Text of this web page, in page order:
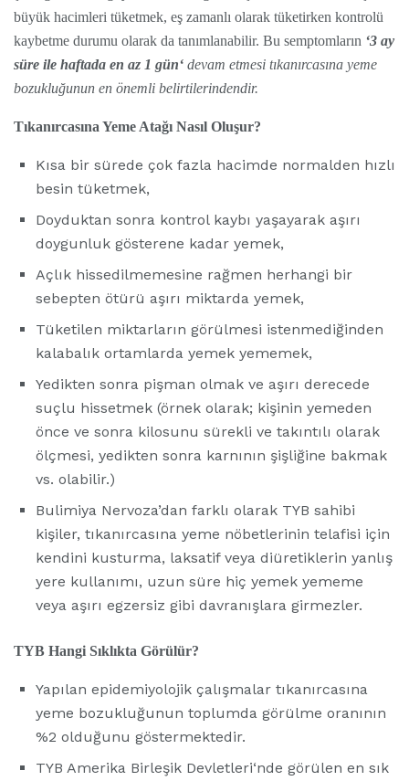
büyük hacimleri tüketmek, eş zamanlı olarak tüketirken kontrolü
kaybetme durumu olarak da tanımlanabilir. Bu semptomların ‘3 ay
süre ile haftada en az 1 gün‘ devam etmesi tıkanırcasına yeme
bozukluğunun en önemli belirtilerindendir.
Tıkanırcasına Yeme Atağı Nasıl Oluşur?
Kısa bir sürede çok fazla hacimde normalden hızlı
besin tüketmek,
Doyduktan sonra kontrol kaybı yaşayarak aşırı
doygunluk gösterene kadar yemek,
Açlık hissedilmemesine rağmen herhangi bir
sebepten ötürü aşırı miktarda yemek,
Tüketilen miktarların görülmesi istenmediğinden
kalabalık ortamlarda yemek yememek,
Yedikten sonra pişman olmak ve aşırı derecede
suçlu hissetmek (örnek olarak; kişinin yemeden
önce ve sonra kilosunu sürekli ve takıntılı olarak
ölçmesi, yedikten sonra karnının şişliğine bakmak
vs. olabilir.)
Bulimiya Nervoza’dan farklı olarak TYB sahibi
kişiler, tıkanırcasına yeme nöbetlerinin telafisi için
kendini kusturma, laksatif veya diüretiklerin yanlış
yere kullanımı, uzun süre hiç yemek yememe
veya aşırı egzersiz gibi davranışlara girmezler.
TYB Hangi Sıklıkta Görülür?
Yapılan epidemiyolojik çalışmalar tıkanırcasına
yeme bozukluğunun toplumda görülme oranının
%2 olduğunu göstermektedir.
TYB Amerika Birleşik Devletleri‘nde görülen en sık